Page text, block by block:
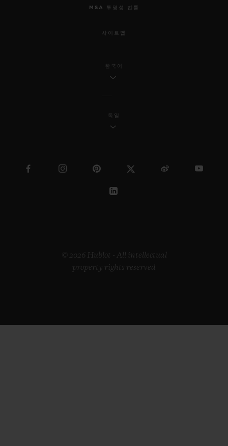
MSA 투명성 법률
사이트맵
한국어
독일
© 2026 Hublot - All intellectual
property rights reserved